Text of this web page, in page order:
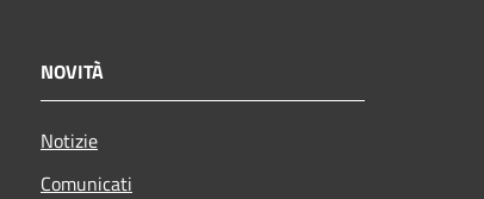
NOVITÀ
Notizie
Comunicati